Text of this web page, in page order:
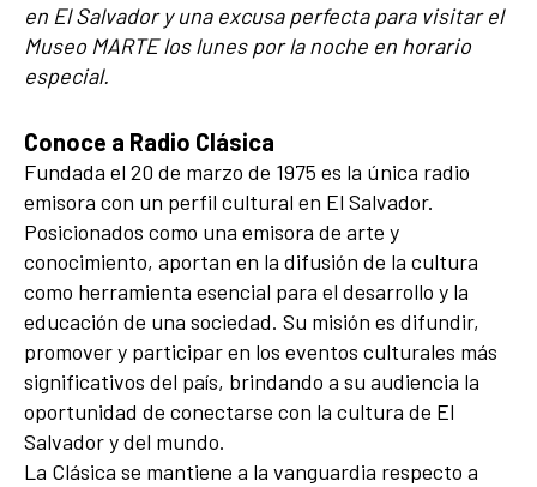
en El Salvador y una excusa perfecta para visitar el
Museo MARTE los lunes por la noche en horario
especial.
Conoce a Radio Clásica
Fundada el 20 de marzo de 1975 es la única radio
emisora con un perfil cultural en El Salvador.
Posicionados como una emisora de arte y
conocimiento, aportan en la difusión de la cultura
como herramienta esencial para el desarrollo y la
educación de una sociedad. Su misión es difundir,
promover y participar en los eventos culturales más
significativos del país, brindando a su audiencia la
oportunidad de conectarse con la cultura de El
Salvador y del mundo.
La Clásica se mantiene a la vanguardia respecto a